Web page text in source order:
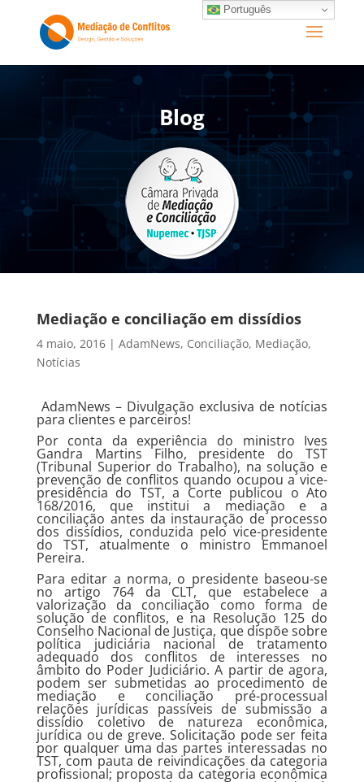
Blog
Mediação e conciliação em dissídios
4 maio, 2016| AdamNews, Conciliação, Mediação,
Notícias
AdamNews – Divulgação exclusiva de notícias
para clientes e parceiros!
Por conta da experiência do ministro Ives
Gandra Martins Filho, presidente do TST
(Tribunal Superior do Trabalho), na solução e
prevenção de conflitos quando ocupou a vice-
presidência do TST, a Corte publicou o Ato
168/2016, que institui a mediação e a
conciliação antes da instauração de processo
dos dissídios, conduzida pelo vice-presidente
do TST, atualmente o ministro Emmanoel
Pereira.
Para editar a norma, o presidente baseou-se
no artigo 764 da CLT, que estabelece a
valorização da conciliação como forma de
solução de conflitos, e na Resolução 125 do
Conselho Nacional de Justiça, que dispõe sobre
política judiciária nacional de tratamento
adequado dos conflitos de interesses no
âmbito do Poder Judiciário. A partir de agora,
podem ser submetidas ao procedimento de
mediação e conciliação pré-processual
relações jurídicas passíveis de submissão a
dissídio coletivo de natureza econômica,
jurídica ou de greve. Solicitação pode ser feita
por qualquer uma das partes interessadas no
TST, com pauta de reivindicações da categoria
profissional; proposta da categoria econômica
Português